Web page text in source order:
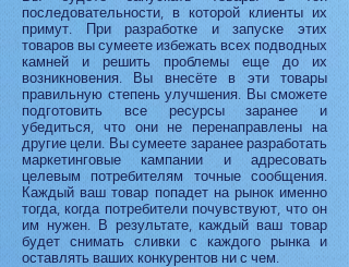
последовательности, в которой клиенты их
примут. При разработке и запуске этих
товаров вы сумеете избежать всех подводных
камней и решить проблемы еще до их
возникновения. Вы внесёте в эти товары
правильную степень улучшения. Вы сможете
подготовить все ресурсы заранее и
убедиться, что они не перенаправлены на
другие цели. Вы сумеете заранее разработать
маркетинговые кампании и адресовать
целевым потребителям точные сообщения.
Каждый ваш товар попадет на рынок именно
тогда, когда потребители почувствуют, что он
им нужен. В результате, каждый ваш товар
будет снимать сливки с каждого рынка и
оставлять ваших конкурентов ни с чем.